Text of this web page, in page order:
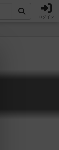
ログイン